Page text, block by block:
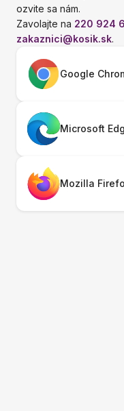
ozvite sa nám.
Zavolajte na 220 924
zakaznici@kosik.sk.
Google
Microsoft
Mozilla